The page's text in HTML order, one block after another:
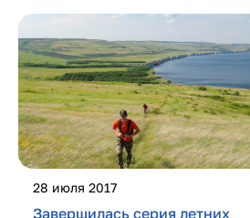
28 июля 2017
Завершилась серия летних